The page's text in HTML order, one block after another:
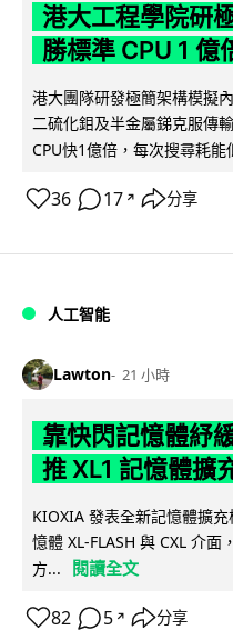
港大工程學院研
勝標準 CPU 1 億
港大團隊研發極簡架構模擬
二硫化鉬及半金屬銻克服傳
CPU快1億倍，每次搜尋耗能
36 17 ↗ 分享
人工智能
Lawton 21 小時
靠快閃記憶體紓
推 XL1 記憶體擴
KIOXIA 發表全新記憶體擴
憶體 XL-FLASH 與 CXL 介
方...
閱讀全文
82 5 ↗ 分享